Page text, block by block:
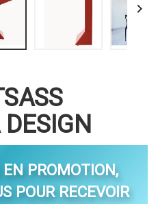

PROMOTION,
POUR RECEVOIR